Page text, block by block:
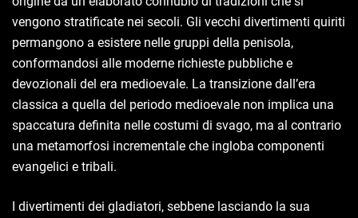
vengono stratificate nei secoli. Gli vecchi divertimenti quiriti
permangono a esistere nelle gruppi della penisola,
conformandosi alle moderne richieste pubbliche e
devozionali del era medioevale. La transizione dall’era
classica a quella del periodo medioevale non implica una
spaccatura definita nelle costumi di svago, ma al contrario
una metamorfosi incrementale che ingloba componenti
evangelici e tribali.
I divertimenti dei gladiatori, sebbene lasciando la sua